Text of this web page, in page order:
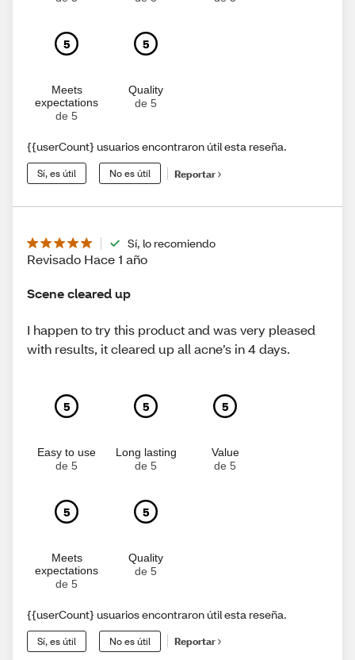
5
Meets
expectations
de 5
5
Quality
de 5
{{userCount} usuarios encontraron útil esta reseña.
Sí, es útil No es útil Reportar
Sí, lo recomiendo
Revisado Hace 1 año
Scene cleared up
I happen to try this product and was very pleased
with results, it cleared up all acne’s in 4 days.
5
Easy to use
de 5
5
Long lasting
de 5
5
Value
de 5
5
Meets
expectations
de 5
5
Quality
de 5
{{userCount} usuarios encontraron útil esta reseña.
Sí, es útil No es útil Reportar